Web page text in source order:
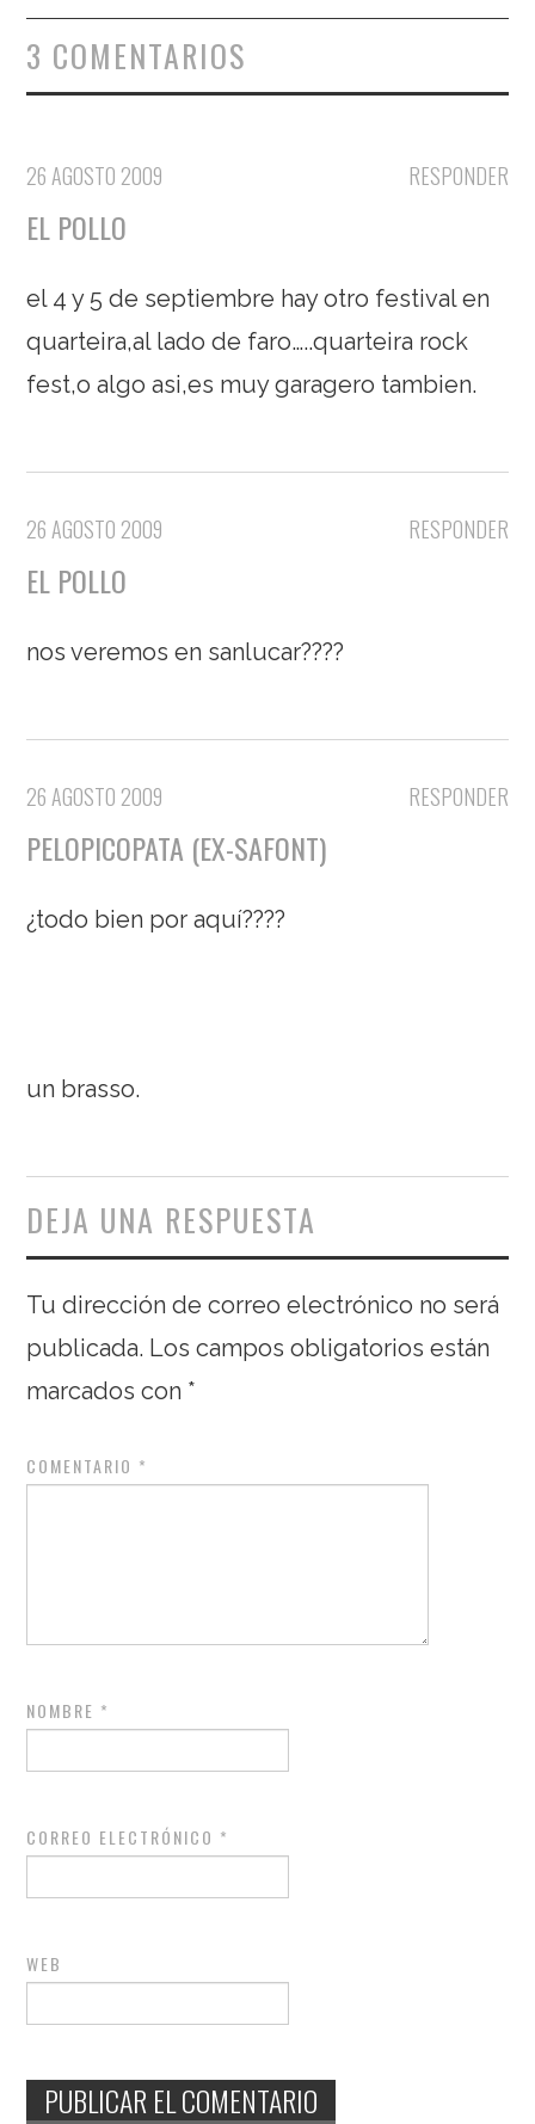
3 COMENTARIOS
RESPONDER
26 AGOSTO 2009
EL POLLO
el 4 y 5 de septiembre hay otro festival en
quarteira,al lado de faro…..quarteira rock
fest,o algo asi,es muy garagero tambien.
RESPONDER
26 AGOSTO 2009
EL POLLO
nos veremos en sanlucar????
RESPONDER
26 AGOSTO 2009
PELOPICOPATA (EX-SAFONT)
¿todo bien por aquí????
un brasso.
DEJA UNA RESPUESTA
Tu dirección de correo electrónico no será
publicada. Los campos obligatorios están
marcados con *
COMENTARIO *
NOMBRE *
CORREO ELECTRÓNICO *
WEB